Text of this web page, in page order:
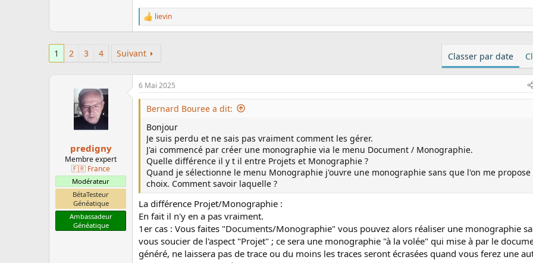
49.8 KB · Affichages: 8
L
e
r
é
c
i
lievin
1 2 3 4 Suivant Classer par date
predigny
Membre expert
🇫🇷 France
Modérateur
BétaTesteur
Généatique
Ambassadeur
Généatique
6 Mai 2025
Bernard Bouree a dit:
Bonjour
Je suis perdu et ne sais pas vraiment comment les gérer.
J'ai commencé par créer une monographie via le menu Document / Monographie.
Quelle différence il y t il entre Projets et Monographie ?
Quand je sélectionne le menu Monographie j'ouvre une monographie sans que l'on me propose
choix. Comment savoir laquelle ?
La différence Projet/Monographie :
En fait il n'y en a pas vraiment.
1er cas : Vous faites "Documents/Monographie" vous pouvez alors réaliser une monographie
vous soucier de l'aspect "Projet" ; ce sera une monographie "à la volée" qui mise à par le
généré, ne laissera pas de trace ou du moins les traces seront écrasées quand vous ferez une